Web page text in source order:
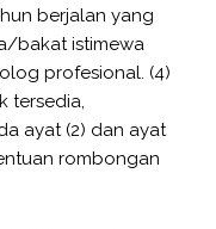
berjalan yang
bakat istimewa
profesional. (4)
tersedia,
ayat (2) dan ayat
rombongan